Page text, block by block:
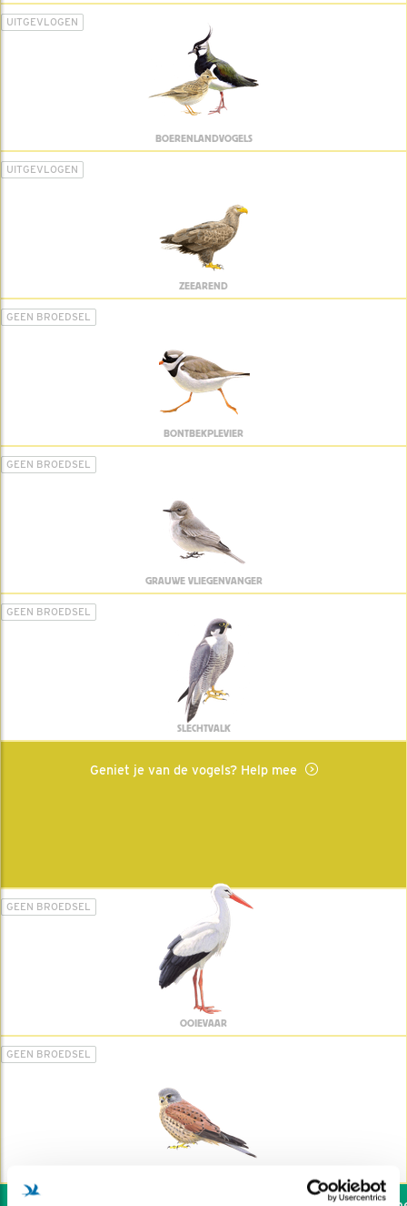
UITGEVLOGEN
BOERENLANDVOGELS
UITGEVLOGEN
ZEEAREND
GEEN BROEDSEL
BONTBEKPLEVIER
GEEN BROEDSEL
GRAUWE VLIEGENVANGER
GEEN BROEDSEL
SLECHTVALK
Geniet je van de vogels? Help mee
GEEN BROEDSEL
OOIEVAAR
GEEN BROEDSEL